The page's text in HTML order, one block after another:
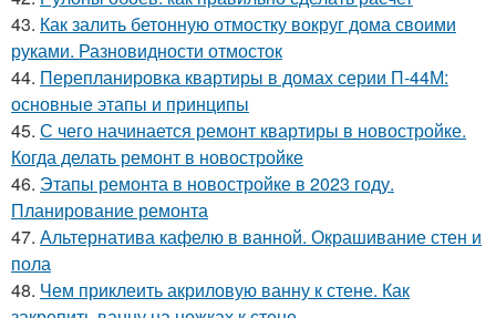
43. Как залить бетонную отмостку вокруг дома своими
руками. Разновидности отмосток
44. Перепланировка квартиры в домах серии П-44М:
основные этапы и принципы
45. С чего начинается ремонт квартиры в новостройке.
Когда делать ремонт в новостройке
46. Этапы ремонта в новостройке в 2023 году.
Планирование ремонта
47. Альтернатива кафелю в ванной. Окрашивание стен и
пола
48. Чем приклеить акриловую ванну к стене. Как